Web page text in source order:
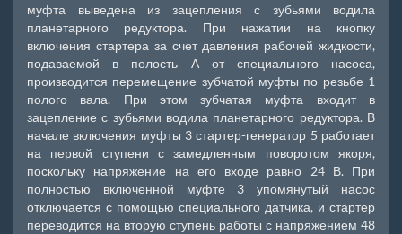
муфта выведена из зацепления с зубьями водила
планетарного редуктора. При нажатии на кнопку
включения стартера за счет давления рабочей жидкости,
подаваемой в полость А от специального насоса,
производится перемещение зубчатой муфты по резьбе 1
полого вала. При этом зубчатая муфта входит в
зацепление с зубьями водила планетарного редуктора. В
начале включения муфты 3 стартер-генератор 5 работает
на первой ступени с замедленным поворотом якоря,
поскольку напряжение на его входе равно 24 В. При
полностью включенной муфте 3 упомянутый насос
отключается с помощью специального датчика, и стартер
переводится на вторую ступень работы с напряжением 48